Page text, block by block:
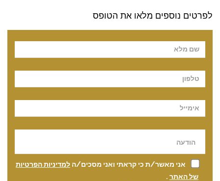
לפרטים נוספים מלאו את הטופס
אני מאשר/ת כי קראתי ואני מסכים/ה למדיניות הפרטיות
של האתר .